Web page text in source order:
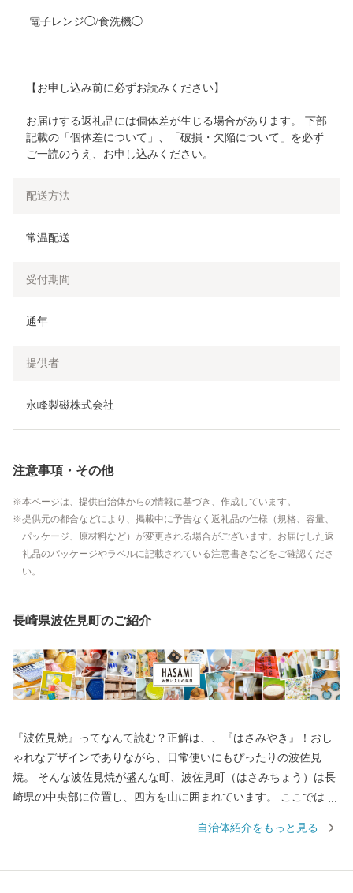
電子レンジ◯/食洗機◯
【お申し込み前に必ずお読みください】
お届けする返礼品には個体差が生じる場合があります。 下部
記載の「個体差について」、「破損・欠陥について」を必ず
ご一読のうえ、お申し込みください。
配送方法
常温配送
受付期間
通年
提供者
永峰製磁株式会社
注意事項・その他
本ページは、提供自治体からの情報に基づき、作成しています。
提供元の都合などにより、掲載中に予告なく返礼品の仕様（規格、容量、
パッケージ、原材料など）が変更される場合がございます。お届けした返
礼品のパッケージやラベルに記載されている注意書きなどをご確認くださ
い。
長崎県波佐見町のご紹介
『波佐見焼』ってなんて読む？正解は、、『はさみやき』！おし
ゃれなデザインでありながら、日常使いにもぴったりの波佐見
焼。 そんな波佐見焼が盛んな町、波佐見町（はさみちょう）は長
崎県の中央部に位置し、四方を山に囲まれています。 ここでは、
な自然のなかで、お米やお茶、アスパラガスなどの農畜産業が行
自治体紹介をもっと見る